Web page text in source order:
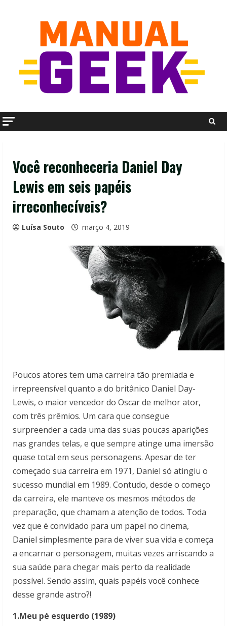
Você reconheceria Daniel Day
Lewis em seis papéis
irreconhecíveis?
Luísa Souto março 4, 2019
Poucos atores tem uma carreira tão premiada e
irrepreensível quanto a do britânico Daniel Day-
Lewis, o maior vencedor do Oscar de melhor ator,
com três prêmios. Um cara que consegue
surpreender a cada uma das suas poucas aparições
nas grandes telas, e que sempre atinge uma imersão
quase total em seus personagens. Apesar de ter
começado sua carreira em 1971, Daniel só atingiu o
sucesso mundial em 1989. Contudo, desde o começo
da carreira, ele manteve os mesmos métodos de
preparação, que chamam a atenção de todos. Toda
vez que é convidado para um papel no cinema,
Daniel simplesmente para de viver sua vida e começa
a encarnar o personagem, muitas vezes arriscando a
sua saúde para chegar mais perto da realidade
possível. Sendo assim, quais papéis você conhece
desse grande astro?!
1.Meu pé esquerdo (1989)